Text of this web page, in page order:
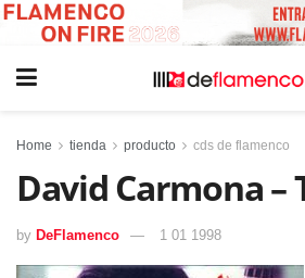
Home tienda producto cds de flamenco
David Carmona –
by DeFlamenco 1 01 1998